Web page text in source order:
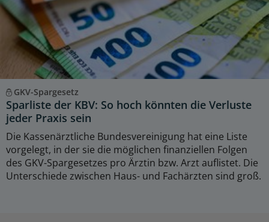
GKV-Spargesetz
Sparliste der KBV: So hoch könnten die Verluste
jeder Praxis sein
Die Kassenärztliche Bundesvereinigung hat eine Liste
vorgelegt, in der sie die möglichen finanziellen Folgen
des GKV-Spargesetzes pro Ärztin bzw. Arzt auflistet. Die
Unterschiede zwischen Haus- und Fachärzten sind groß.